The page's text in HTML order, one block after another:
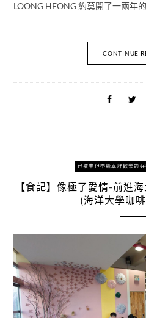
LOONG HEONG 約莫開了一兩年
CONTINUE
已歇業但帶給本胖歡樂的好
【食記】像極了愛情-前進
(海洋大學咖